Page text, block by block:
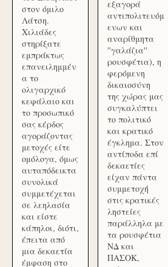
στον όμιλο
Λάτση.
Χιλιάδες
στηρίξατε
εμπράκτως
επανειλημμέν
α το
ολιγαρχικό
κεφάλαιο και
το προσωπικό
σας κέρδος
αγοράζοντας
μετοχές είτε
ομόλογα, όμως
αυταπόδεικτα
συνολικά
συμμετέχεται
σε λεηλασία
και είστε
κάπηλοι, διότι,
έπειτα από
μια δεκαετία
έμφαση στο
εξαγορά
αντιπολιτευόμ
ενων και
αναρίθμητα
''γαλάζια''
ρουσφέτια), η
φερόμενη
δικαιοσύνη
της χώρας μας
συγκαλύπτει
το πολιτικό
και κρατικό
έγκλημα. Στον
αντίποδα επί
δεκαετίες
είχαν πάντα
συμμετοχή
στις κρατικές
ληστείες
παράλληλα με
τα ρουσφέτια
ΝΔ και
ΠΑΣΟΚ,